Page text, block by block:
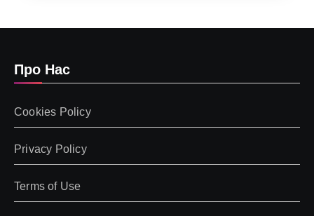
Про Нас
Cookies Policy
Privacy Policy
Terms of Use